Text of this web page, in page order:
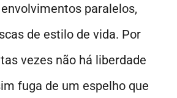
paralelos,
de estilo de vida. Por
vezes não há liberdade
fuga de um espelho que